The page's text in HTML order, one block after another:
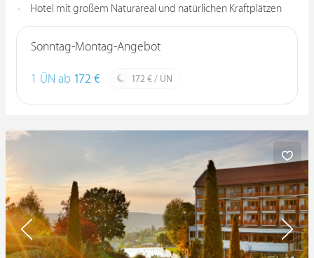
Hotel mit großem Naturareal und natürlichen Kraftplätzen
Sonntag-Montag-Angebot
1 ÜN ab 172 € 172 € / ÜN